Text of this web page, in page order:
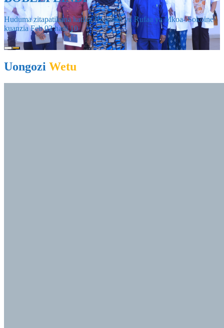
Muonekano wa juu wa Hospitali Mpya ya Rufaa ya Mkoa wa
Lindi-Sokoine iliyopo eneo la Mitwero, Halmashauri ya Mkoa wa
Lindi
Uongozi Wetu